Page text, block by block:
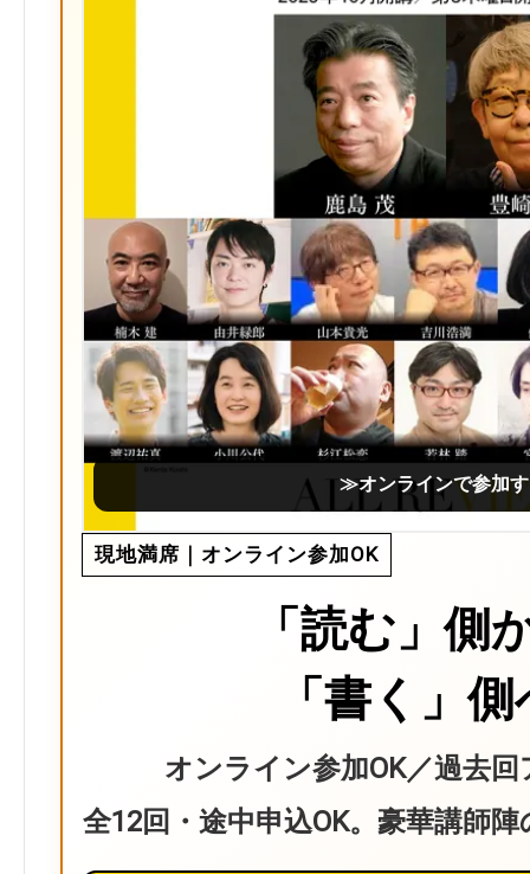
≫オンラインで参加
現地満席｜オンライン参加OK
「読む」側
「書く」
オンライン参加OK／過去
全12回・途中申込OK。豪華講師